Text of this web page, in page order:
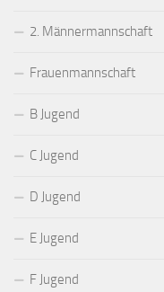
2. Männermannschaft
Frauenmannschaft
B Jugend
C Jugend
D Jugend
E Jugend
F Jugend